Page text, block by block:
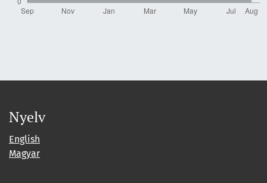
Nyelv
English
Magyar